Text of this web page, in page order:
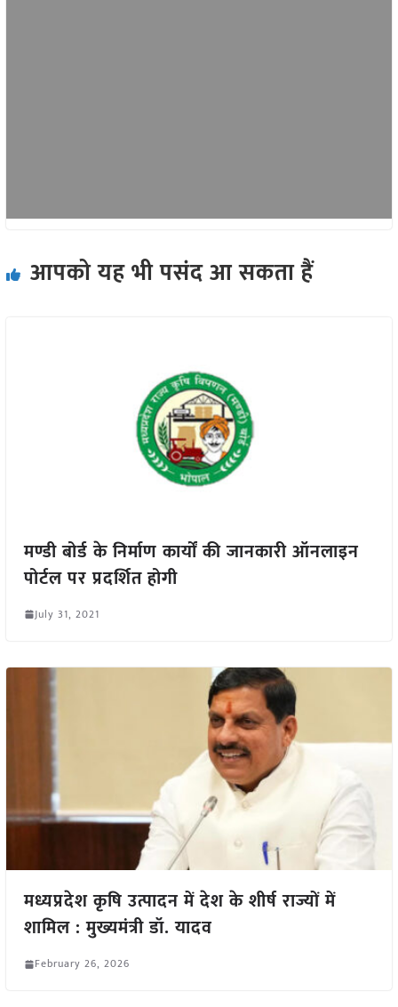
आपको यह भी पसंद आ सकता हैं
मण्डी बोर्ड के निर्माण कार्यों की जानकारी ऑनलाइन
पोर्टल पर प्रदर्शित होगी
July 31, 2021
मध्यप्रदेश कृषि उत्पादन में देश के शीर्ष राज्यों में
शामिल : मुख्यमंत्री डॉ. यादव
February 26, 2026